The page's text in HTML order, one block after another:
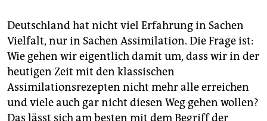
Deutschland hat nicht viel Erfahrung in Sachen
Vielfalt, nur in Sachen Assimilation. Die Frage ist:
Wie gehen wir eigentlich damit um, dass wir in der
heutigen Zeit mit den klassischen
Assimilationsrezepten nicht mehr alle erreichen
und viele auch gar nicht diesen Weg gehen wollen?
Das lässt sich am besten mit dem Begriff der